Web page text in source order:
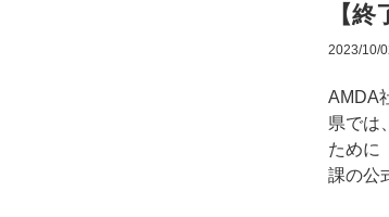
【
2023/10/
AMDA
県では
ために
課の公